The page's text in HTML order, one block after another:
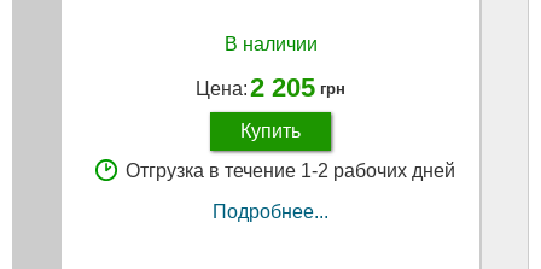
В наличии
Цена:2 205 грн
Купить
Отгрузка в течение 1-2 рабочих дней
Подробнее...